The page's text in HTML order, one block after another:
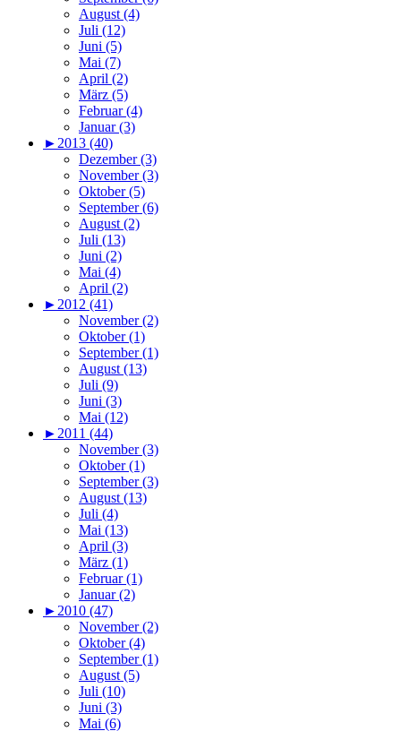
August (4)
Juli (12)
Juni (5)
Mai (7)
April (2)
März (5)
Februar (4)
Januar (3)
► 2013 (40)
Dezember (3)
November (3)
Oktober (5)
September (6)
August (2)
Juli (13)
Juni (2)
Mai (4)
April (2)
► 2012 (41)
November (2)
Oktober (1)
September (1)
August (13)
Juli (9)
Juni (3)
Mai (12)
► 2011 (44)
November (3)
Oktober (1)
September (3)
August (13)
Juli (4)
Mai (13)
April (3)
März (1)
Februar (1)
Januar (2)
► 2010 (47)
November (2)
Oktober (4)
September (1)
August (5)
Juli (10)
Juni (3)
Mai (6)